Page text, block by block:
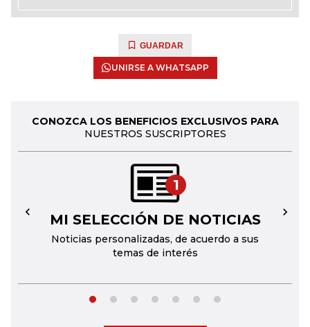
GUARDAR
UNIRSE A WHATSAPP
CONOZCA LOS BENEFICIOS EXCLUSIVOS PARA
NUESTROS SUSCRIPTORES
1
MI SELECCIÓN DE NOTICIAS
Noticias personalizadas, de acuerdo a sus
temas de interés
← →